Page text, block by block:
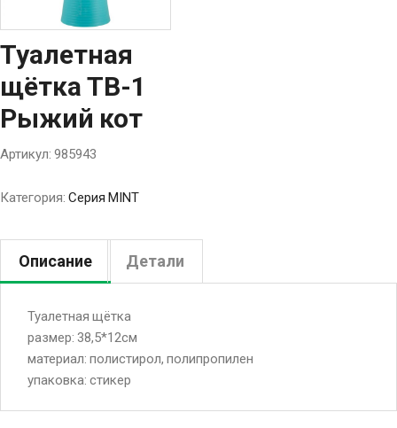
Туалетная
щётка TB-1
Рыжий кот
Артикул: 985943
Категория: Серия MINT
Описание Детали
Туалетная щётка
размер: 38,5*12см
материал: полистирол, полипропилен
упаковка: стикер